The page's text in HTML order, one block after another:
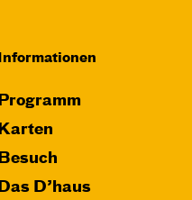
11:15
Informationen
Programm
Karten
Besuch
Das D’haus